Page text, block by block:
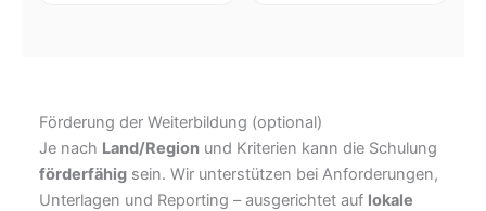
Förderung der Weiterbildung (optional)
Je nach Land/Region und Kriterien kann die Schulung
förderfähig sein. Wir unterstützen bei Anforderungen,
Unterlagen und Reporting – ausgerichtet auf lokale